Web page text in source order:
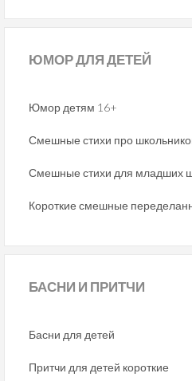
ЮМОРДЛЯ ДЕТЕЙ
Юмор детям 16+
Смешные стихи про
Смешные стихи для младших
Короткие смешные
БАСНИ И ПРИТЧИ
Басни для детей
Притчи для детей короткие